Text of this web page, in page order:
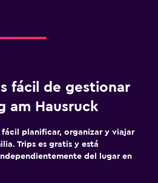
fácil de gestionar
am Hausruck
fácil planificar, organizar y viajar
Trips es gratis y está
del lugar en